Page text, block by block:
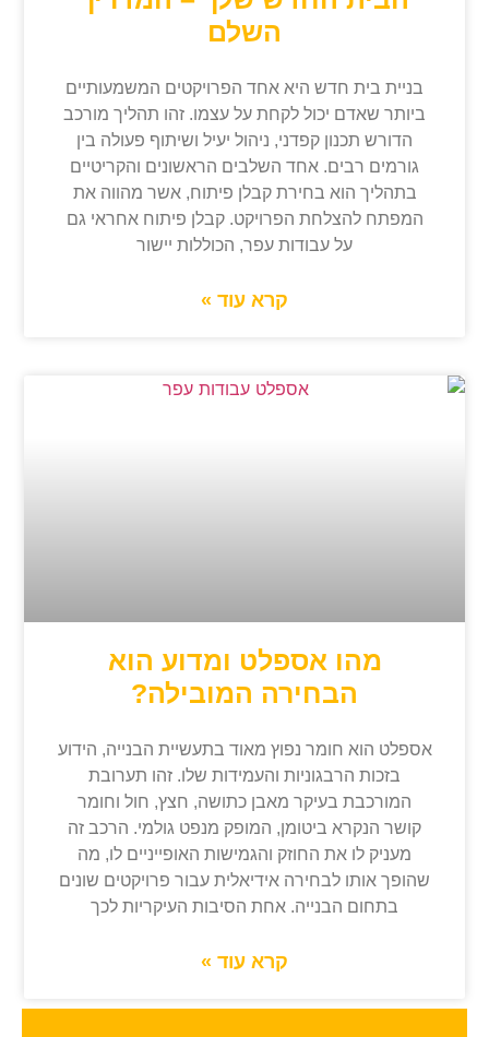
השלם
בניית בית חדש היא אחד הפרויקטים המשמעותיים
ביותר שאדם יכול לקחת על עצמו. זהו תהליך מורכב
הדורש תכנון קפדני, ניהול יעיל ושיתוף פעולה בין
גורמים רבים. אחד השלבים הראשונים והקריטיים
בתהליך הוא בחירת קבלן פיתוח, אשר מהווה את
המפתח להצלחת הפרויקט. קבלן פיתוח אחראי גם
על עבודות עפר, הכוללות יישור
קרא עוד »
מהו אספלט ומדוע הוא
הבחירה המובילה?
אספלט הוא חומר נפוץ מאוד בתעשיית הבנייה, הידוע
בזכות הרבגוניות והעמידות שלו. זהו תערובת
המורכבת בעיקר מאבן כתושה, חצץ, חול וחומר
קושר הנקרא ביטומן, המופק מנפט גולמי. הרכב זה
מעניק לו את החוזק והגמישות האופייניים לו, מה
שהופך אותו לבחירה אידיאלית עבור פרויקטים שונים
בתחום הבנייה. אחת הסיבות העיקריות לכך
קרא עוד »